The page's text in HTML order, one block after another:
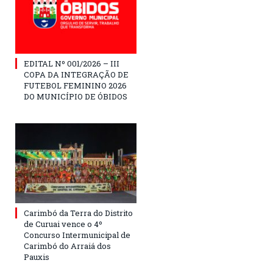
EDITAL Nº 001/2026 – III
COPA DA INTEGRAÇÃO DE
FUTEBOL FEMININO 2026
DO MUNICÍPIO DE ÓBIDOS
Carimbó da Terra do Distrito
de Curuai vence o 4º
Concurso Intermunicipal de
Carimbó do Arraiá dos
Pauxis